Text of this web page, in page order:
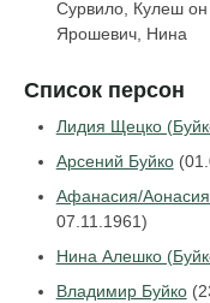
Сурвило, Кулеш он
Ярошевич, Нина
Список персон
Лидия Щецко
Арсений Буйко
Афанасия/
07.11.1961)
Нина Алешко
Владимир Буйко